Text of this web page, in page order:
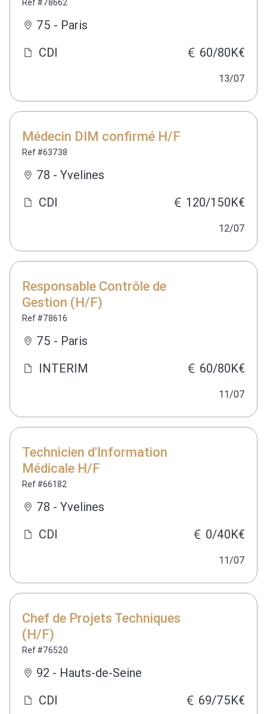
Ref #78662
75 - Paris
CDI
60/80K€
13/07
Médecin DIM confirmé H/F
Ref #63738
78 - Yvelines
CDI
120/150K€
12/07
Responsable Contrôle de
Gestion (H/F)
Ref #78616
75 - Paris
INTERIM
60/80K€
11/07
Technicien d'Information
Médicale H/F
Ref #66182
78 - Yvelines
CDI
0/40K€
11/07
Chef de Projets Techniques
(H/F)
Ref #76520
92 - Hauts-de-Seine
CDI
69/75K€